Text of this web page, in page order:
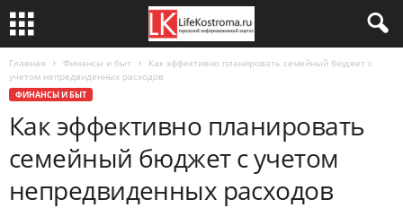
Главная Финансы и быт
Как эффективно планировать семейный бюджет с
учетом непредвиденных расходов
ФИНАНСЫ И БЫТ
Как эффективно планировать
семейный бюджет с учетом
непредвиденных расходов